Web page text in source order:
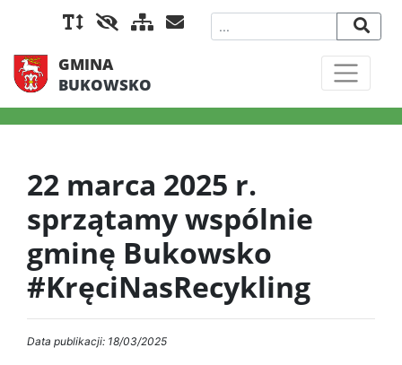
GMINA
BUKOWSKO
22 marca 2025 r.
sprzątamy wspólnie
gminę Bukowsko
#KręciNasRecykling
Data publikacji: 18/03/2025